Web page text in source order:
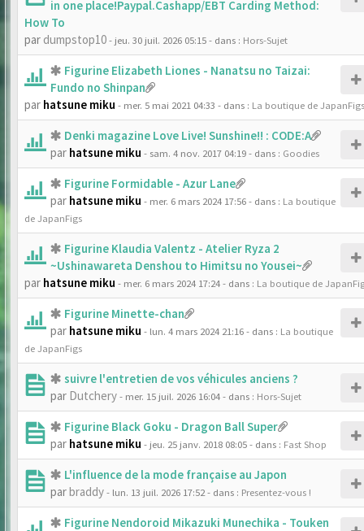
in one place!Paypal.Cashapp/EBT Carding Method:
How To
par dumpstop10- jeu. 30 juil. 2026 05:15- dans : Hors-Sujet
Figurine Elizabeth Liones - Nanatsu no Taizai:
Fundo no Shinpan
par hatsune miku - mer. 5 mai 2021 04:33 - dans : La boutique de JapanFigs
Denki magazine Love Live! Sunshine!! : CODE:A
par hatsune miku - sam. 4 nov. 2017 04:19- dans : Goodies
Figurine Formidable - Azur Lane
par hatsune miku - mer. 6 mars 2024 17:56- dans : La boutique
de JapanFigs
Figurine Klaudia Valentz - Atelier Ryza 2
~Ushinawareta Denshou to Himitsu no Yousei~
par hatsune miku - mer. 6 mars 2024 17:24- dans : La boutique de
Figurine Minette-chan
par hatsune miku - lun. 4 mars 2024 21:16- dans : La boutique
de JapanFigs
suivre l'entretien de vos véhicules anciens ?
par Dutchery- mer. 15 juil. 2026 16:04- dans : Hors-Sujet
Figurine Black Goku - Dragon Ball Super
par hatsune miku - jeu. 25 janv. 2018 08:05- dans : Fast Shop
L'influence de la mode française au Japon
parbraddy- lun. 13 juil. 2026 17:52- dans : Presentez-vous !
Figurine Nendoroid Mikazuki Munechika - Touken